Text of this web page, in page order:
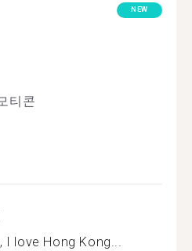
NEW
티콘
I love Hong Kong...